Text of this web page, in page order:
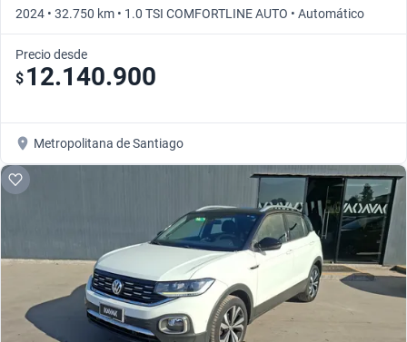
2024 • 32.750 km • 1.0 TSI COMFORTLINE AUTO • Automático
Precio desde
$ 12.140.900
Metropolitana de Santiago